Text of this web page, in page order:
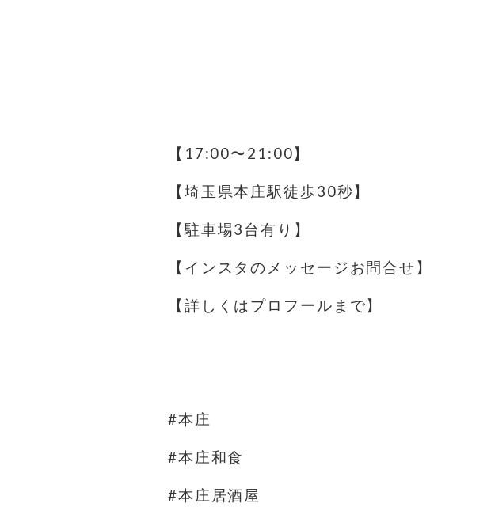
【17:00〜21:00】
【埼玉県本庄駅徒歩30秒】
【駐車場️3台有り】
【インスタのメッセージお問合せ】
【詳しくはプロフールまで】
#本庄
#本庄和食
#本庄居酒屋